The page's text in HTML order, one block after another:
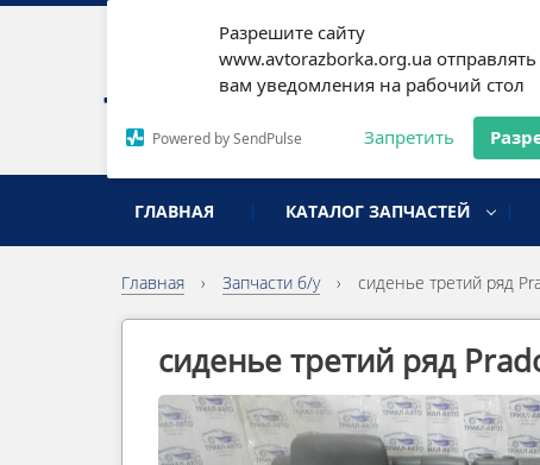
Разрешите сайту
www.avtorazborka.org.ua отправлять
вам уведомления на рабочий стол
Powered by SendPulse Запретить
разборка иномарок
ГЛАВНАЯ КАТАЛОГ ЗАПЧАСТЕЙ
Главная › Запчасти б/у › сиденье третий ряд
сиденье третий ряд